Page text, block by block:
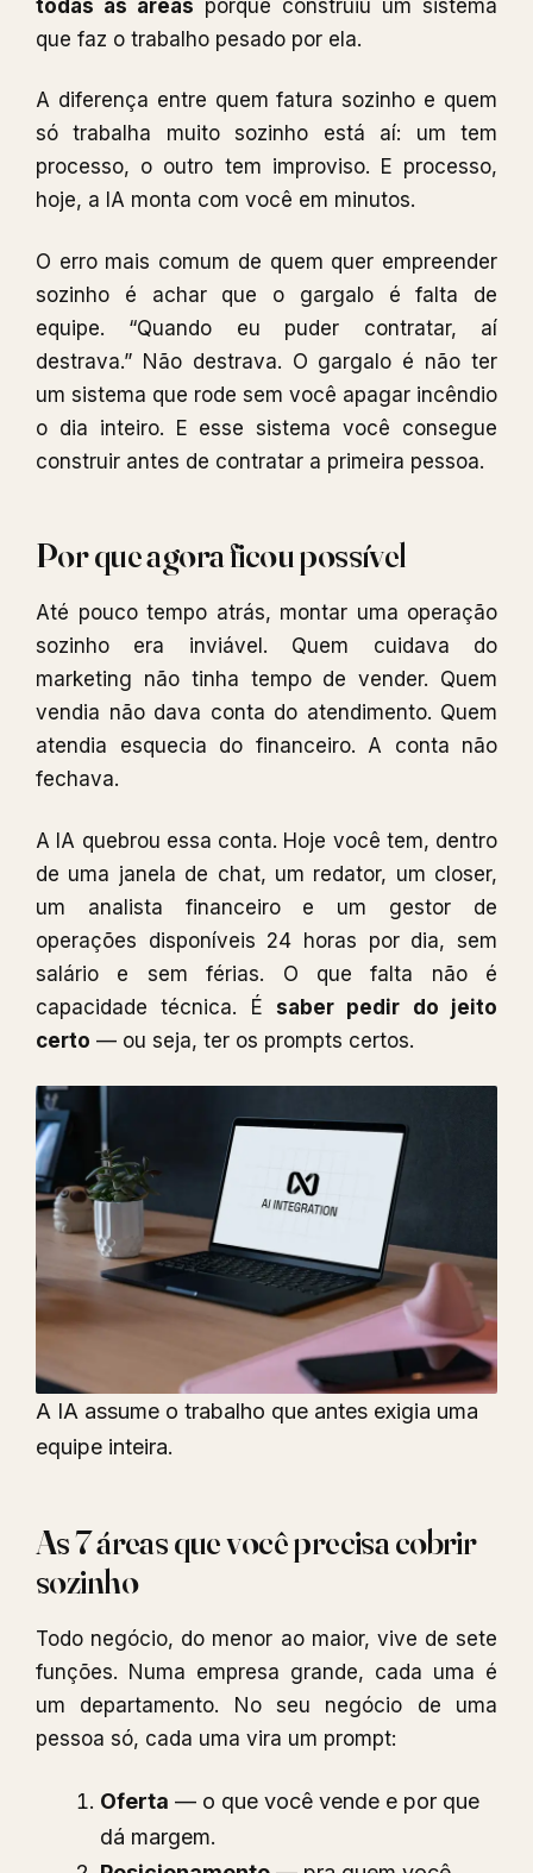
todas as áreas porque construiu um sistema
que faz o trabalho pesado por ela.
A diferença entre quem fatura sozinho e quem
só trabalha muito sozinho está aí: um tem
processo, o outro tem improviso. E processo,
hoje, a IA monta com você em minutos.
O erro mais comum de quem quer empreender
sozinho é achar que o gargalo é falta de
equipe. “Quando eu puder contratar, aí
destrava.” Não destrava. O gargalo é não ter
um sistema que rode sem você apagar incêndio
o dia inteiro. E esse sistema você consegue
construir antes de contratar a primeira pessoa.
Por que agora ficou possível
Até pouco tempo atrás, montar uma operação
sozinho era inviável. Quem cuidava do
marketing não tinha tempo de vender. Quem
vendia não dava conta do atendimento. Quem
atendia esquecia do financeiro. A conta não
fechava.
A IA quebrou essa conta. Hoje você tem, dentro
de uma janela de chat, um redator, um closer,
um analista financeiro e um gestor de
operações disponíveis 24 horas por dia, sem
salário e sem férias. O que falta não é
capacidade técnica. É saber pedir do jeito
certo — ou seja, ter os prompts certos.
A IA assume o trabalho que antes exigia uma
equipe inteira.
As 7 áreas que você precisa cobrir
sozinho
Todo negócio, do menor ao maior, vive de sete
funções. Numa empresa grande, cada uma é
um departamento. No seu negócio de uma
pessoa só, cada uma vira um prompt:
Oferta — o que você vende e por que
dá margem.